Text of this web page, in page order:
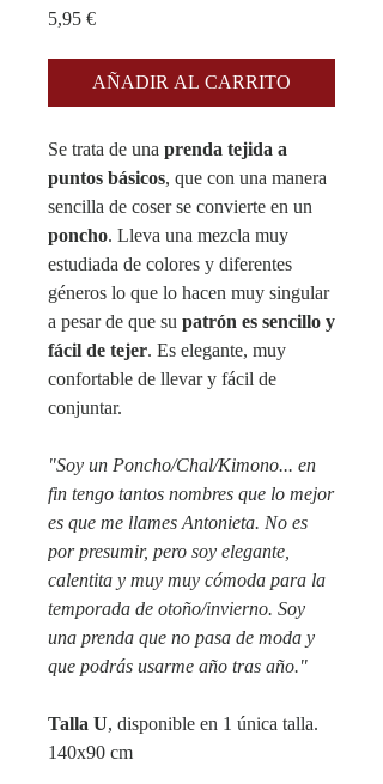
5,95 €Precio
AÑADIR AL CARRITO
Se trata de una prenda tejida a
puntos básicos, que con una manera
sencilla de coser se convierte en un
poncho. Lleva una mezcla muy
estudiada de colores y diferentes
géneros lo que lo hacen muy singular
a pesar de que su patrón es sencillo y
fácil de tejer. Es elegante, muy
confortable de llevar y fácil de
conjuntar.
"Soy un Poncho/Chal/Kimono... en
fin tengo tantos nombres que lo mejor
es que me llames Antonieta. No es
por presumir, pero soy elegante,
calentita y muy muy cómoda para la
temporada de otoño/invierno. Soy
una prenda que no pasa de moda y
que podrás usarme año tras año."
Talla U, disponible en 1 única talla.
140x90 cm